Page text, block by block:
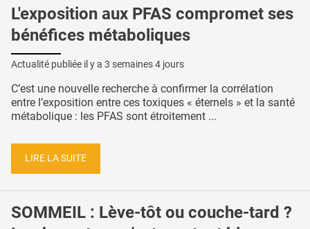
L'exposition aux PFAS compromet ses
bénéfices métaboliques
Actualité publiée il y a 3 semaines 4 jours
C’est une nouvelle recherche à confirmer la corrélation
entre l’exposition entre ces toxiques « éternels » et la santé
métabolique : les PFAS sont étroitement ...
LIRE LA SUITE
SOMMEIL : Lève-tôt ou couche-tard ?